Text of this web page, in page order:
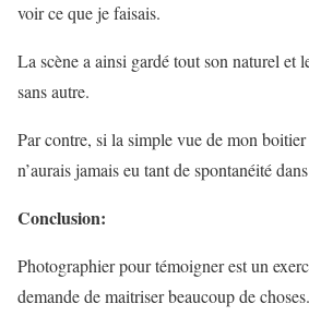
voir ce que je faisais.
La scène a ainsi gardé tout son naturel et
sans autre.
Par contre, si la simple vue de mon
n’aurais jamais eu tant de spontanéité
Conclusion:
Photographier pour témoigner est un
demande de maitriser beaucoup de choses.